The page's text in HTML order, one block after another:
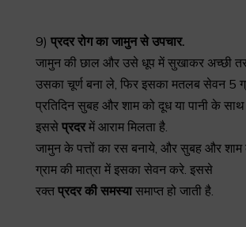
9) प्रदर रोग का जामुन से उपचार.
जामुन की छाल और उसे धूप में सुखाकर अच्छी
उसका चूर्ण बना ले, फिर इसका मतलब सेवन 5
प्रतिदिन सुबह और शाम को दूध या पानी के
इससे प्रदरमें आराम मिलता है.
जामुन के पत्तों का रस बनाये, और सुबह और
ग्राम की मात्रा में इसका सेवन करे. इससे
रक्त प्रदर की समस्यासमाप्त हो जाती है.